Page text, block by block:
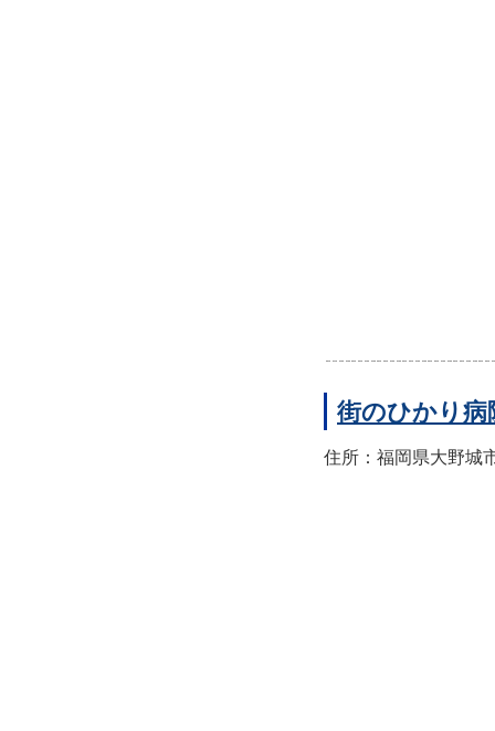
街のひかり
住所：福岡県大野城